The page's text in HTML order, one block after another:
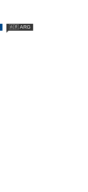
🇦🇷 ARG